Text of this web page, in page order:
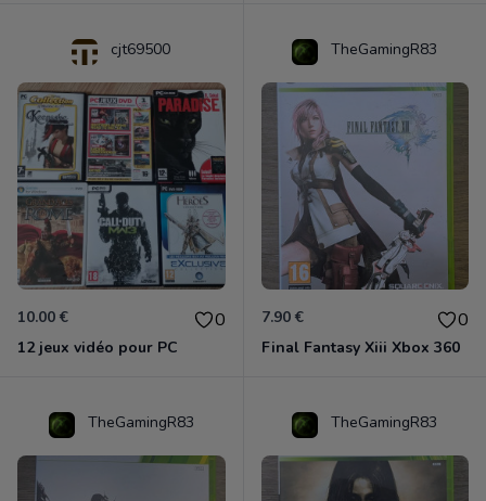
cjt69500
10.00 € 0
12 jeux vidéo pour PC
TheGamingR83
7.90 € 0
Final Fantasy Xiii Xbox 360
TheGamingR83 TheGamingR83